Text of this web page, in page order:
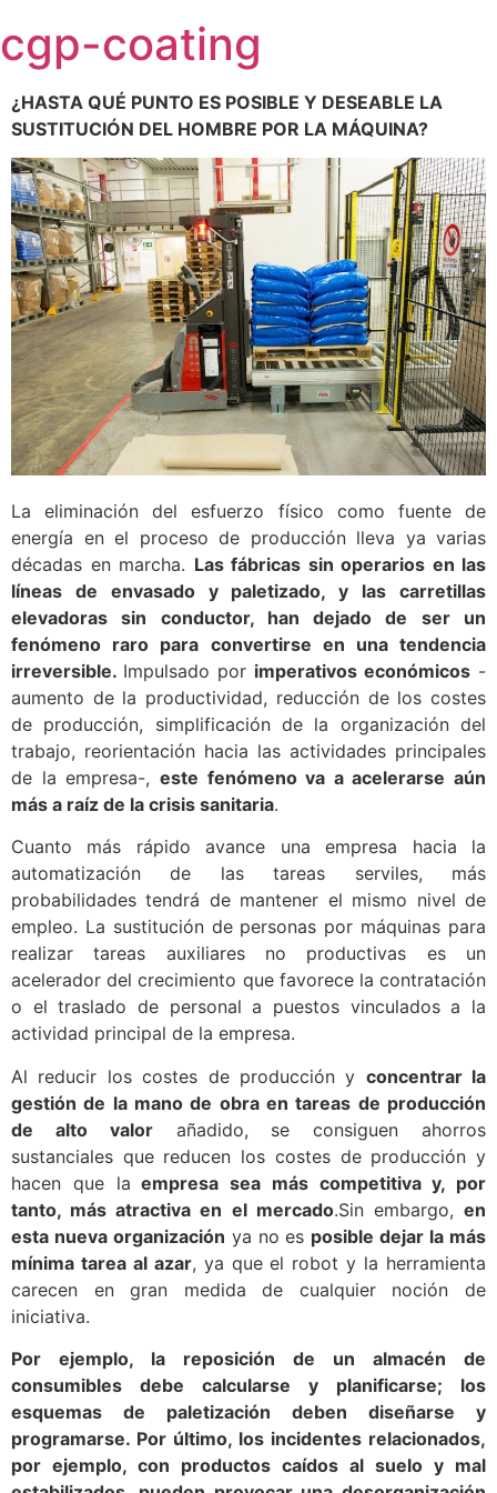
to
content
cgp-coating
¿HASTA QUÉ PUNTO ES POSIBLE Y DESEABLE LA
SUSTITUCIÓN DEL HOMBRE POR LA MÁQUINA?
La eliminación del esfuerzo físico como fuente de
energía en el proceso de producción lleva ya varias
décadas en marcha. Las fábricas sin operarios en las
líneas de envasado y paletizado, y las carretillas
elevadoras sin conductor, han dejado de ser un
fenómeno raro para convertirse en una tendencia
irreversible. Impulsado por imperativos económicos -
aumento de la productividad, reducción de los costes
de producción, simplificación de la organización del
trabajo, reorientación hacia las actividades principales
de la empresa-, este fenómeno va a acelerarse aún
más a raíz de la crisis sanitaria.
Cuanto más rápido avance una empresa hacia la
automatización de las tareas serviles, más
probabilidades tendrá de mantener el mismo nivel de
empleo. La sustitución de personas por máquinas para
realizar tareas auxiliares no productivas es un
acelerador del crecimiento que favorece la contratación
o el traslado de personal a puestos vinculados a la
actividad principal de la empresa.
Al reducir los costes de producción y concentrar la
gestión de la mano de obra en tareas de producción
de alto valorañadido, se consiguen ahorros
sustanciales que reducen los costes de producción y
hacen que la empresa sea más competitiva y, por
tanto, más atractiva en el mercado.Sin embargo,en
esta nueva organización ya no es posible dejar la más
mínima tarea al azar, ya que el robot y la herramienta
carecen en gran medida de cualquier noción de
iniciativa.
Por ejemplo, la reposición de un almacén de
consumibles debe calcularse y planificarse; los
esquemas de paletización deben diseñarse y
programarse. Por último, los incidentes relacionados,
por ejemplo, con productos caídos al suelo y mal